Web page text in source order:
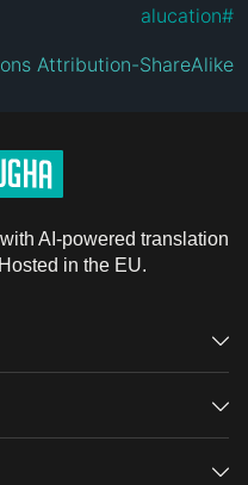
#
alucation
Attribution-ShareAlike
AI-powered translation
in the EU.